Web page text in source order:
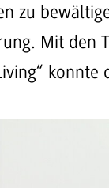
zu
Mit den